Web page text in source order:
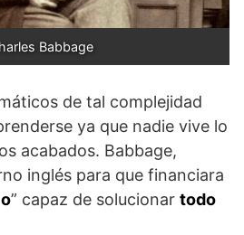
Babbage
de tal complejidad
ya que nadie vive lo
acabados. Babbage,
inglés para que financiara
” capaz de solucionar todo